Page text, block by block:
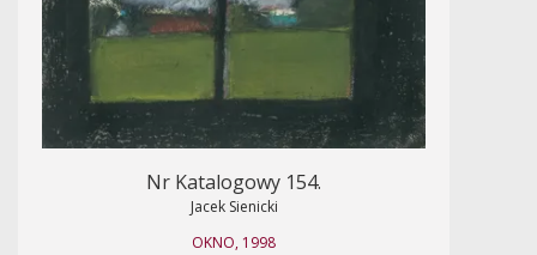
Nr Katalogowy 154.
Jacek Sienicki
OKNO, 1998